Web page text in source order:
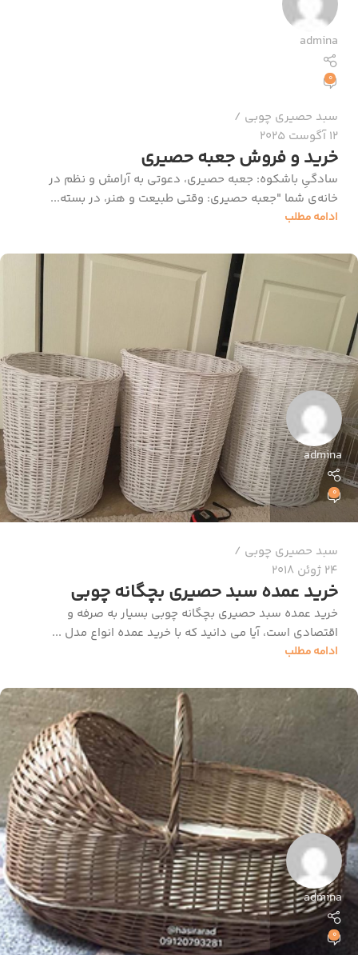
admina
0
سبد حصیری چوبی
12 آگوست 2025
خرید و فروش جعبه حصیری
سادگیِ باشکوه: جعبه حصیری، دعوتی به آرامش و نظم در
خانه‌ی شما "جعبه حصیری: وقتی طبیعت و هنر، در بسته...
ادامه مطلب
admina
0
سبد حصیری چوبی
24 ژوئن 2018
خرید عمده سبد حصیری بچگانه چوبی
خرید عمده سبد حصیری بچگانه چوبی بسیار به صرفه و
اقتصادی است، آیا می دانید که با خرید عمده انواع مدل ...
ادامه مطلب
admina
0